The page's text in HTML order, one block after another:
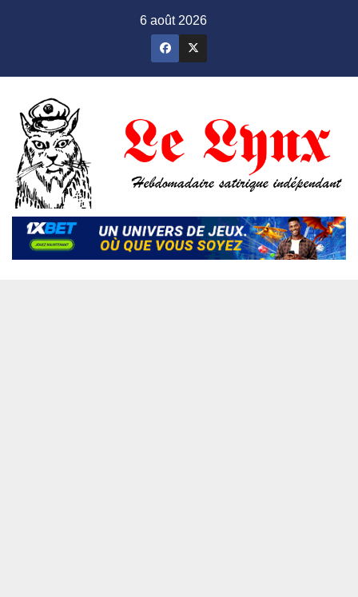
6 août 2026